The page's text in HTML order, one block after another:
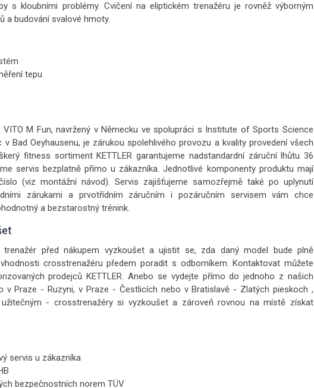
s kloubními problémy. Cvičení na eliptickém trenažéru je rovněž výborným
a budování svalové hmoty.
tepu
VITO M Fun, navržený v Německu ve spolupráci s Institute of Sports Science
Bad Oeyhausenu, je zárukou spolehlivého provozu a kvality provedení všech
fitness sortiment KETTLER garantujeme nadstandardní záruční lhůtu 36
servis bezplatně přímo u zákazníka. Jednotlivé komponenty produktu mají
(viz montážní návod). Servis zajišťujeme samozřejmě také po uplynutí
zárukami a prvotřídním záručním i pozáručním servisem vám chce
a bezstarostný trénink.
trenažér před nákupem vyzkoušet a ujistit se, zda daný model bude plně
crosstrenažéru předem poradit s odborníkem. Kontaktovat můžete
prodejců KETTLER. Anebo se vydejte přímo do jednoho z našich
v Praze - Ruzyni, v Praze - Čestlicích nebo v Bratislavě - Zlatých pieskoch ,
- crosstrenažéry si vyzkoušet a zároveň rovnou na místě získat
servis u zákazníka
bezpečnostních norem TÜV